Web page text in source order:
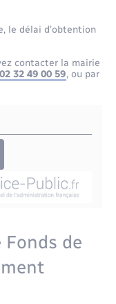
de l’espace
le délai d’obtention
contacter la mairie
02 32 49 00 59, ou par
de